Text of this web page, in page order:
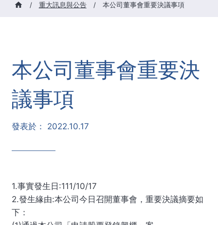
/ 重大訊息與公告 / 本公司董事會重要決議事項
本公司董事會重要決
議事項
發表於： 2022.10.17
1.事實發生日:111/10/17
2.發生緣由:本公司今日召開董事會，重要決議摘要如
下：